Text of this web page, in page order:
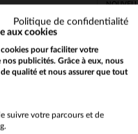
Politique de confidentialité
aux cookies
pour faciliter votre
publicités. Grâce à eux, nous
qualité et nous assurer que tout
suivre votre parcours et de